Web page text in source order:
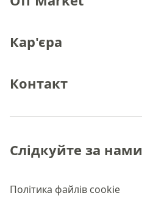
Кар'єра
Контакт
Політика файлів cookie
Слідкуйте за нами